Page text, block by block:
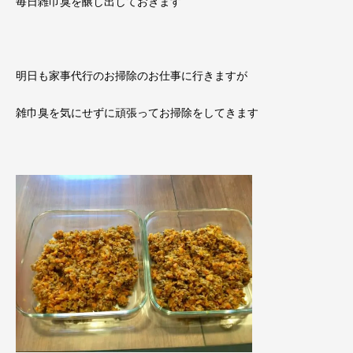
明日も家事代行のお掃除のお仕事に行きますが
雑巾臭を気にせずに頑張ってお掃除をしてきます